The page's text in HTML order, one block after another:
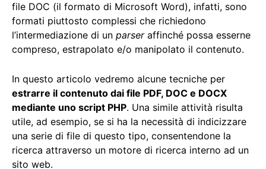
file DOC (il formato di Microsoft Word), infatti, sono
formati piuttosto complessi che richiedono
l’intermediazione di un parseraffinché possa esserne
compreso, estrapolato e/o manipolato il contenuto.
In questo articolo vedremo alcune tecniche per
estrarre il contenuto dai file PDF, DOC e DOCX
mediante uno script PHP. Una simile attività risulta
utile, ad esempio, se si ha la necessità di indicizzare
una serie di file di questo tipo, consentendone la
ricerca attraverso un motore di ricerca interno ad un
sito web.